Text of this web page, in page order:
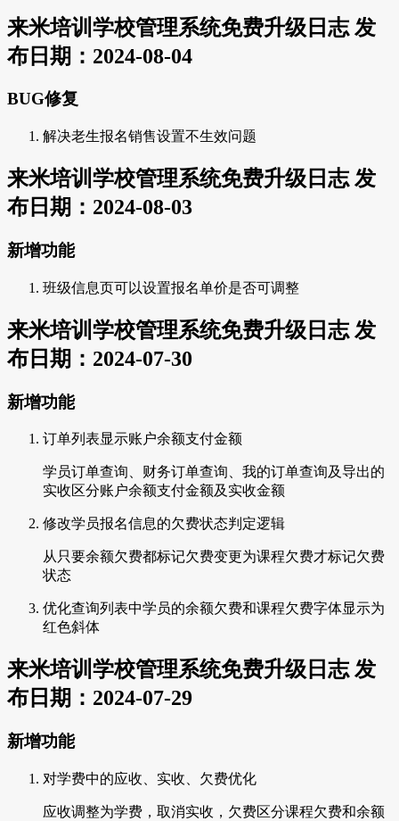
来米培训学校管理系统免费升级日志 发
布日期：2024-08-04
BUG修复
解决老生报名销售设置不生效问题
来米培训学校管理系统免费升级日志 发
布日期：2024-08-03
新增功能
班级信息页可以设置报名单价是否可调整
来米培训学校管理系统免费升级日志 发
布日期：2024-07-30
新增功能
订单列表显示账户余额支付金额
学员订单查询、财务订单查询、我的订单查询及导出的
实收区分账户余额支付金额及实收金额
修改学员报名信息的欠费状态判定逻辑
从只要余额欠费都标记欠费变更为课程欠费才标记欠费
状态
优化查询列表中学员的余额欠费和课程欠费字体显示为
红色斜体
来米培训学校管理系统免费升级日志 发
布日期：2024-07-29
新增功能
对学费中的应收、实收、欠费优化
应收调整为学费，取消实收，欠费区分课程欠费和余额